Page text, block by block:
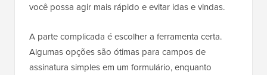
você possa agir mais rápido e evitar idas e vindas.
A parte complicada é escolher a ferramenta certa.
Algumas opções são ótimas para campos de
assinatura simples em um formulário, enquanto